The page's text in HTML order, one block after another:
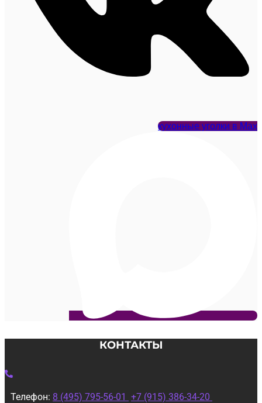
кухонные уголки в Max
КОНТАКТЫ
Телефон: 8 (495) 795-56-01 +7 (915) 386-34-20